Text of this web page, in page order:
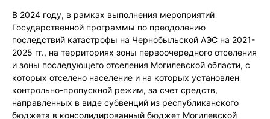
В 2024 году, в рамках выполнения мероприятий
Государственной программы по преодолению
последствий катастрофы на Чернобыльской АЭС на 2021-
2025 гг., на территориях зоны первоочередного отселения
и зоны последующего отселения Могилевской области, с
которых отселено население и на которых установлен
контрольно-пропускной режим, за счет средств,
направленных в виде субвенций из республиканского
бюджета в консолидированный бюджет Могилевской